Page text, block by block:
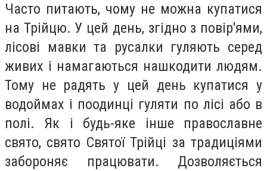
Часто питають, чому не можна купатися
на Трійцю. У цей день, згідно з повір'ями,
лісові мавки та русалки гуляють серед
живих і намагаються нашкодити людям.
Тому не радять у цей день купатися у
водоймах і поодинці гуляти по лісі або в
полі. Як і будь-яке інше православне
свято, свято Святої Трійці за традиціями
забороняє працювати. Дозволяється